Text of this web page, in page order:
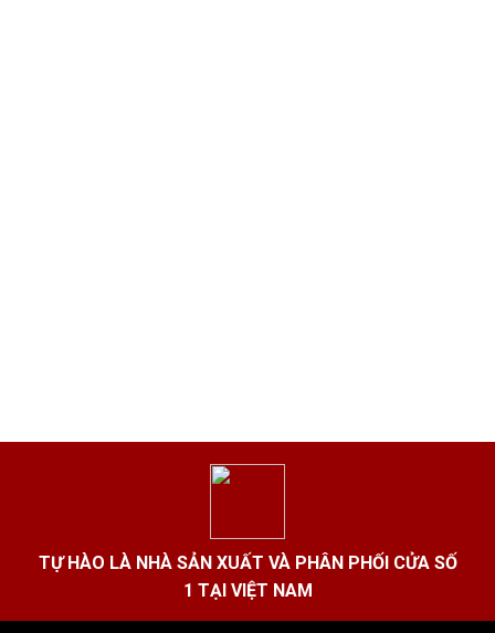
TỰ HÀO LÀ NHÀ SẢN XUẤT VÀ PHÂN PHỐI CỬA SỐ
1 TẠI VIỆT NAM